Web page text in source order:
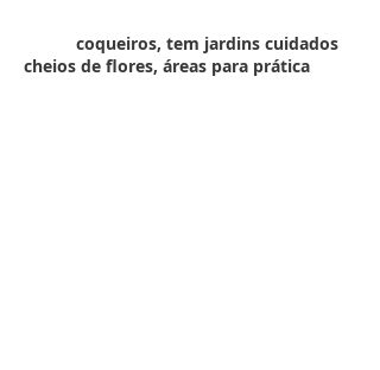
coqueiros, tem jardins cuidados
cheios de flores, áreas para prática